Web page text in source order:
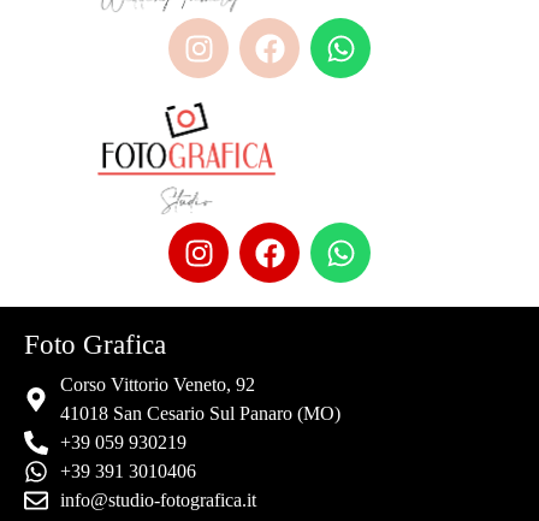
Foto Grafica
Corso Vittorio Veneto, 92
41018 San Cesario Sul Panaro (MO)
+39 059 930219
+39 391 3010406
info@studio-fotografica.it